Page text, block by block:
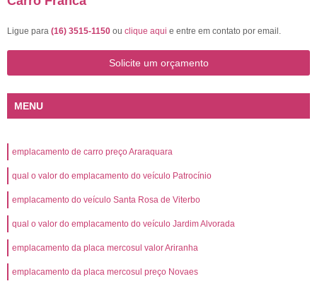
Ligue para (16) 3515-1150 ou clique aqui e entre em contato por email.
Solicite um orçamento
MENU
emplacamento de carro preço Araraquara
qual o valor do emplacamento do veículo Patrocínio
emplacamento do veículo Santa Rosa de Viterbo
qual o valor do emplacamento do veículo Jardim Alvorada
emplacamento da placa mercosul valor Ariranha
emplacamento da placa mercosul preço Novaes